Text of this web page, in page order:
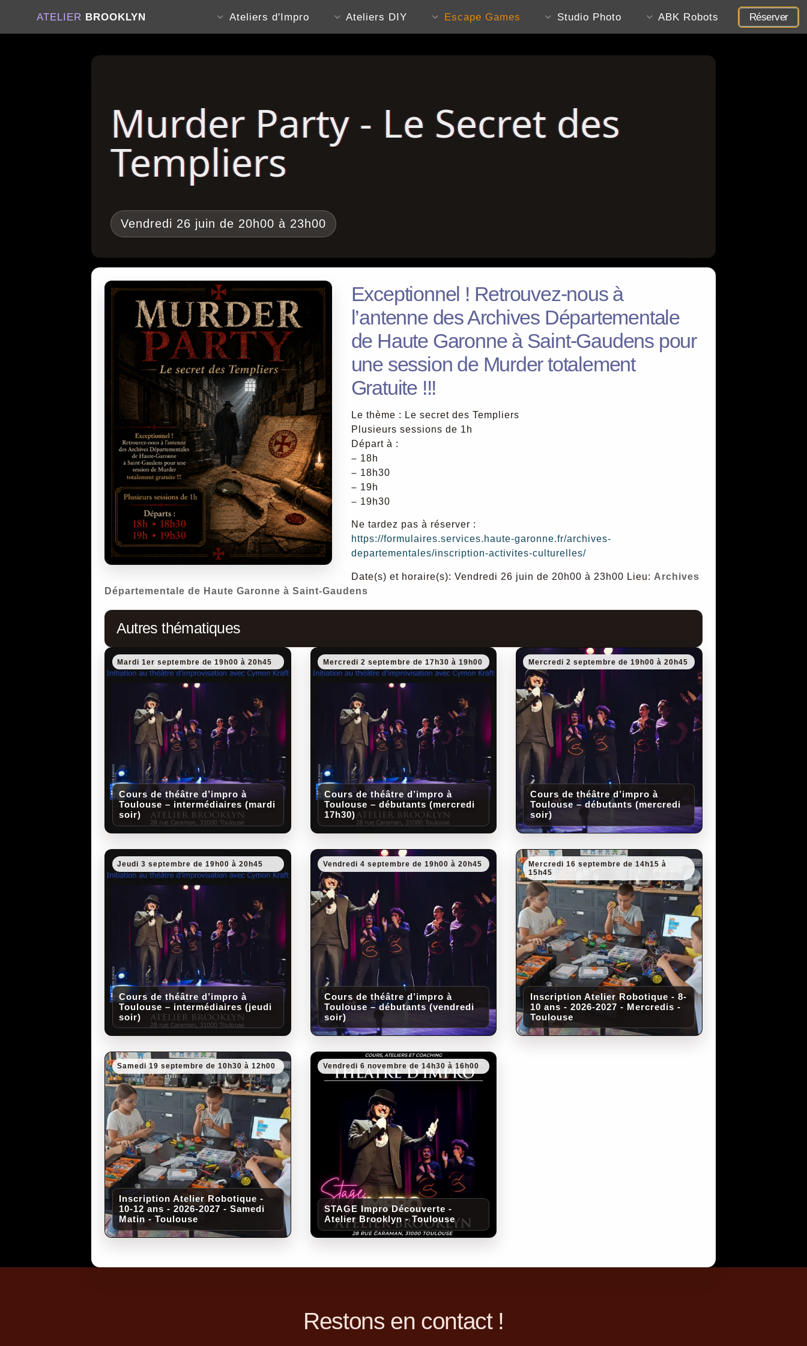
ATELIER BROOKLYN Ateliers d'Impro Ateliers DIY Escape Games Studio Photo ABK Robots Réserver
Murder Party - Le Secret des
Templiers
Vendredi 26 juin de 20h00 à 23h00
Exceptionnel ! Retrouvez-nous à
l’antenne des Archives Départementale
de Haute Garonne à Saint-Gaudens pour
une session de Murder totalement
Gratuite !!!
Le thème : Le secret des Templiers
Plusieurs sessions de 1h
Départ à :
– 18h
– 18h30
– 19h
– 19h30
Ne tardez pas à réserver :
https://formulaires.services.haute-garonne.fr/archives-
departementales/inscription-activites-culturelles/
Date(s) et horaire(s): Vendredi 26 juin de 20h00 à 23h00 Lieu: Archives
Départementale de Haute Garonne à Saint-Gaudens
Autres thématiques
Cours de théâtre d’impro à
Toulouse – intermédiaires (mardi
soir)
Mardi 1er septembre de 19h00 à 20h45
Cours de théâtre d’impro à
Toulouse – débutants (mercredi
17h30)
Mercredi 2 septembre de 17h30 à 19h00
Cours de théâtre d’impro à
Toulouse – débutants (mercredi
soir)
Mercredi 2 septembre de 19h00 à 20h45
Cours de théâtre d’impro à
Toulouse – intermédiaires (jeudi
soir)
Jeudi 3 septembre de 19h00 à 20h45
Cours de théâtre d’impro à
Toulouse – débutants (vendredi
soir)
Vendredi 4 septembre de 19h00 à 20h45
Inscription Atelier Robotique - 8-
10 ans - 2026-2027 - Mercredis -
Toulouse
Mercredi 16 septembre de 14h15 à
15h45
Inscription Atelier Robotique -
10-12 ans - 2026-2027 - Samedi
Matin - Toulouse
Samedi 19 septembre de 10h30 à 12h00
STAGE Impro Découverte -
Atelier Brooklyn - Toulouse
Vendredi 6 novembre de 14h30 à 16h00
Restons en contact !